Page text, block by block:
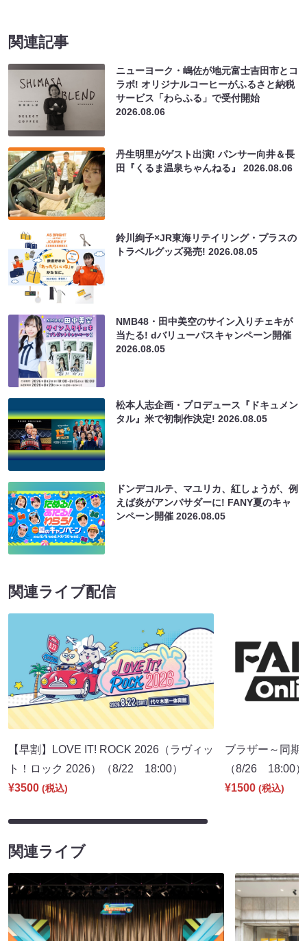
関連記事
ニューヨーク・嶋佐が地元富士吉田市とコ
ラボ! オリジナルコーヒーがふるさと納税
サービス「わらふる」で受付開始
2026.08.06
丹生明里がゲスト出演! パンサー向井＆長
田『くるま温泉ちゃんねる』2026.08.06
鈴川絢子×JR東海リテイリング・プラスの
トラベルグッズ発売!2026.08.05
NMB48・田中美空のサイン入りチェキが
当たる! dバリューパスキャンペーン開催
2026.08.05
松本人志企画・プロデュース『ドキュメン
タル』米で初制作決定!2026.08.05
ドンデコルテ、マユリカ、紅しょうが、例
えば炎がアンバサダーに! FANY夏のキャ
ンペーン開催2026.08.05
関連ライブ配信
【早割】LOVE IT! ROCK 2026（ラヴィッ
ト！ロック 2026）（8/22 18:00）
¥3500 (税込)
ブラザー～同期
（8/26 18:00）
¥1500 (税込)
関連ライブ